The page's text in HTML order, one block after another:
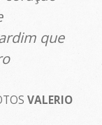
que
VALERIO